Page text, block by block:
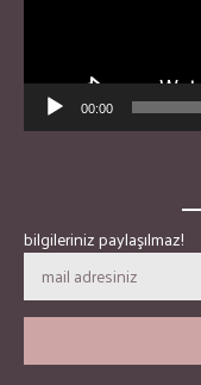
00:00
bilgileriniz paylaşılmaz!